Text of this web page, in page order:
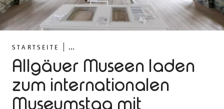
STARTSEITE ...
Allgäuer Museen laden
zum internationalen
Museumstag mit